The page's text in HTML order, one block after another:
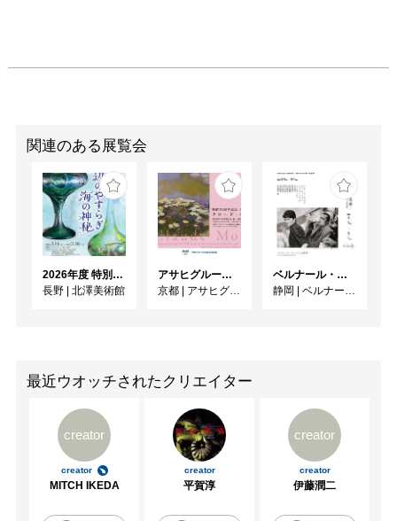
関連のある展覧会
2026年度 特別展「ガレとドーム、アール･ヌーヴォーのガラス 水辺のやすらぎ、海の神秘」
長野 | 北澤美術館
アサヒグループ大山崎山荘美術館 開館30周年記念展「没後100年 クロード・モネ」
京都 | アサヒグループ大山崎山荘美術館
ベルナール・ビュフェと写真 ーカメラがとらえたビュフェとその時代、そして21 世紀へ
静岡 | ベルナール・ビュフェ美術館
最近ウオッチされたクリエイター
creator
creator
MITCH IKEDA
creator
平賀淳
creator
creator
伊藤潤二